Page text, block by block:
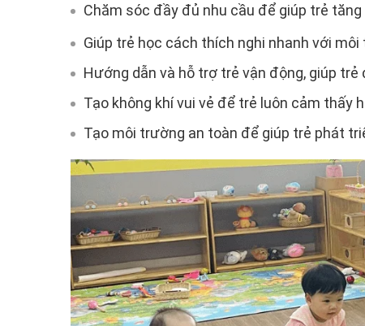
Chăm sóc đầy đủ nhu cầu để giúp trẻ tăng
Giúp trẻ học cách thích nghi nhanh với
Hướng dẫn và hỗ trợ trẻ vận động, giúp
Tạo không khí vui vẻ để trẻ luôn cảm thấy
Tạo môi trường an toàn để giúp trẻ phát